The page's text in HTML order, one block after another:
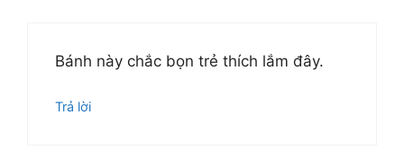
Bánh này chắc bọn trẻ thích lắm đây.
Trả lời